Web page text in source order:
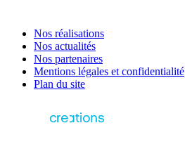
Nos réalisations
Nos actualités
Nos partenaires
Mentions légales et confidentialité
Plan du site